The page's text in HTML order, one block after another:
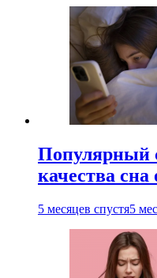
Популярный
качества
5 месяцев спустя5